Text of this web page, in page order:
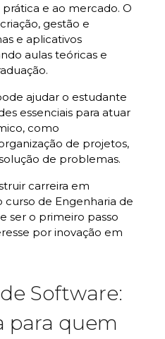
e ao mercado. O
gestão e
e aplicativos
aulas teóricas e
ajudar o estudante
essenciais para atuar
como
de projetos,
de problemas.
carreira em
de Engenharia de
ser o primeiro passo
por inovação em
Software:
para quem